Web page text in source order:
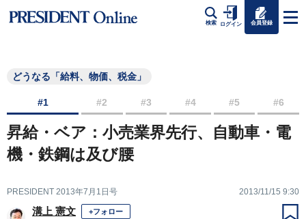
検索 ログイン 会員登録
どうなる「給料、物価、税金」
#1 #2 #3 #4 #5 #6
昇給・ベア：小売業界先行、自動車・電
機・鉄鋼は及び腰
PRESIDENT 2013年7月1日号 2013/11/15 9:30
溝上 憲文 +フォロー